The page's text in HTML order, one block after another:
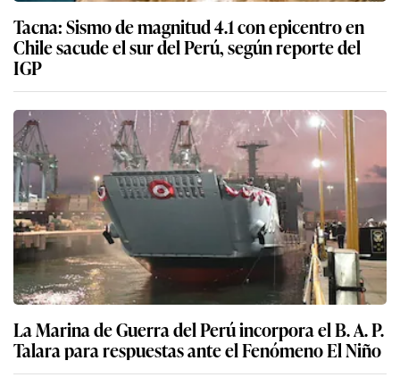
Tacna: Sismo de magnitud 4.1 con epicentro en
Chile sacude el sur del Perú, según reporte del
IGP
La Marina de Guerra del Perú incorpora el B. A. P.
Talara para respuestas ante el Fenómeno El Niño